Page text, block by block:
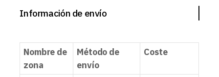
Información de envío
Nombre de
zona
Método de
envío
Coste